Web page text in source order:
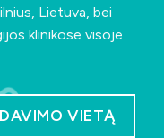
Lietuva, bei
klinikose visoje
VIETĄ